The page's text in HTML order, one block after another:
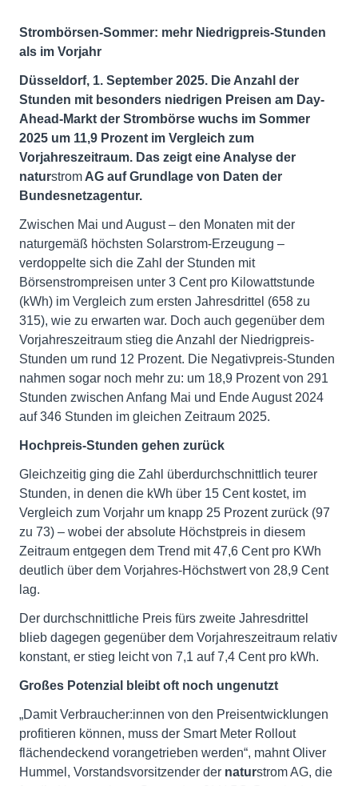
Strombörsen-Sommer: mehr Niedrigpreis-Stunden
als im Vorjahr
Düsseldorf, 1. September 2025. Die Anzahl der
Stunden mit besonders niedrigen Preisen am Day-
Ahead-Markt der Strombörse wuchs im Sommer
2025 um 11,9 Prozent im Vergleich zum
Vorjahreszeitraum. Das zeigt eine Analyse der
naturstrom AG auf Grundlage von Daten der
Bundesnetzagentur.
Zwischen Mai und August – den Monaten mit der
naturgemäß höchsten Solarstrom-Erzeugung –
verdoppelte sich die Zahl der Stunden mit
Börsenstrompreisen unter 3 Cent pro Kilowattstunde
(kWh) im Vergleich zum ersten Jahresdrittel (658 zu
315), wie zu erwarten war. Doch auch gegenüber dem
Vorjahreszeitraum stieg die Anzahl der Niedrigpreis-
Stunden um rund 12 Prozent. Die Negativpreis-Stunden
nahmen sogar noch mehr zu: um 18,9 Prozent von 291
Stunden zwischen Anfang Mai und Ende August 2024
auf 346 Stunden im gleichen Zeitraum 2025.
Hochpreis-Stunden gehen zurück
Gleichzeitig ging die Zahl überdurchschnittlich teurer
Stunden, in denen die kWh über 15 Cent kostet, im
Vergleich zum Vorjahr um knapp 25 Prozent zurück (97
zu 73) – wobei der absolute Höchstpreis in diesem
Zeitraum entgegen dem Trend mit 47,6 Cent pro KWh
deutlich über dem Vorjahres-Höchstwert von 28,9 Cent
lag.
Der durchschnittliche Preis fürs zweite Jahresdrittel
blieb dagegen gegenüber dem Vorjahreszeitraum relativ
konstant, er stieg leicht von 7,1 auf 7,4 Cent pro kWh.
Großes Potenzial bleibt oft noch ungenutzt
„Damit Verbraucher:innen von den Preisentwicklungen
profitieren können, muss der Smart Meter Rollout
flächendeckend vorangetrieben werden“, mahnt Oliver
Hummel, Vorstandsvorsitzender der naturstrom AG, die